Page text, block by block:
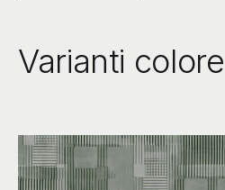
Varianti colore